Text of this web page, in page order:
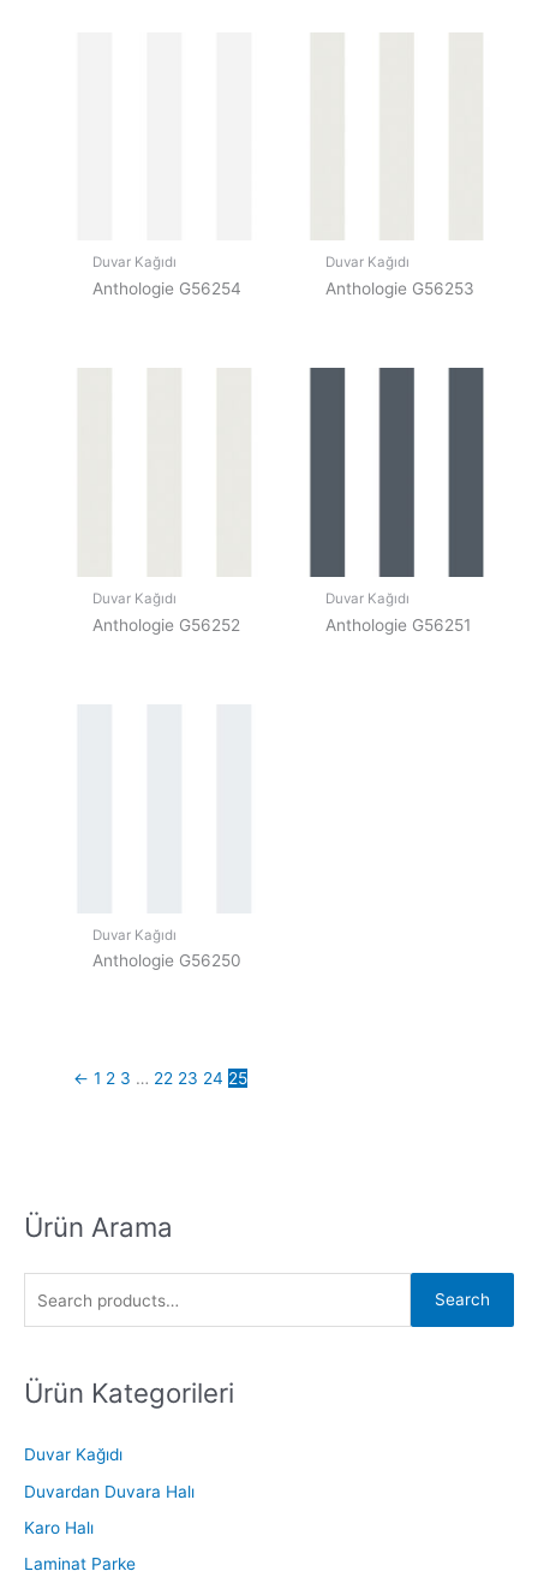
Ürün Arama
S
h
o
Search
Ürün Kategorileri
Duvar Kağıdı
Duvardan Duvara Halı
Karo Halı
Laminat Parke
Duvar Kağıdı
Anthologie G56254
Duvar Kağıdı
Anthologie G56253
Duvar Kağıdı
Anthologie G56252
Duvar Kağıdı
Anthologie G56251
Duvar Kağıdı
Anthologie G56250
← 1 2 3 … 22 23 24 25